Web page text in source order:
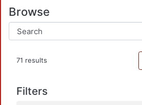
Browse
71 results
Filters